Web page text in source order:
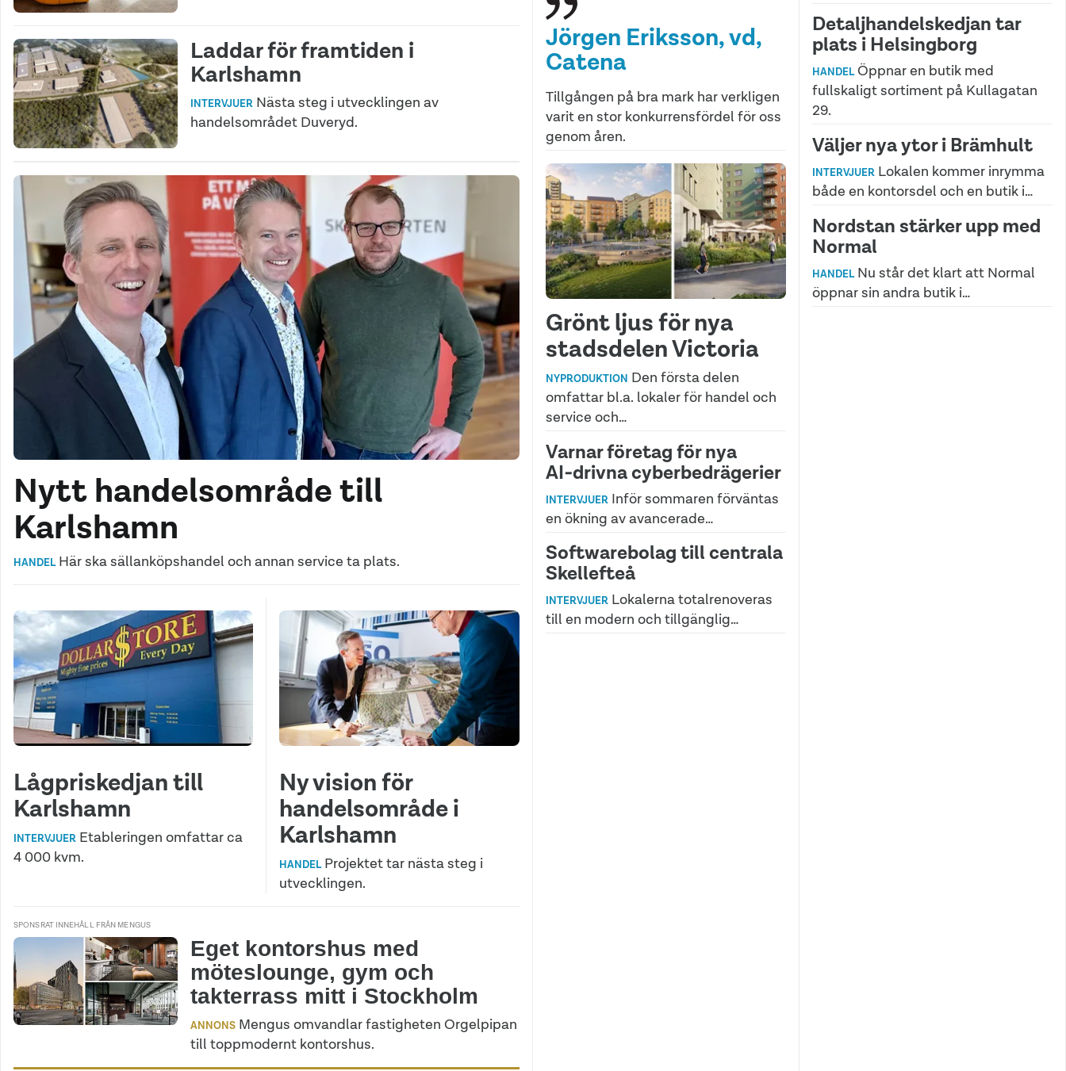
Laddar för framtiden i
Karlshamn
INTERVJUER Nästa steg i utvecklingen av
handelsområdet Duveryd.
Nytt handelsområde till
Karlshamn
HANDELHär ska sällanköpshandel och annan service ta plats.
Lågpriskedjan till
Karlshamn
INTERVJUER Etableringen omfattar ca
4 000 kvm.
Ny vision för
handelsområde i
Karlshamn
HANDELProjektet tar nästa steg i
utvecklingen.
SPONSRAT INNEHÅLL FRÅN MENGUS
Eget kontorshus med
möteslounge, gym och
takterrass mitt i Stockholm
ANNONS Mengus omvandlar fastigheten Orgelpipan
till toppmodernt kontorshus.
Jörgen Eriksson, vd,
Catena
Tillgången på bra mark har verkligen
varit en stor konkurrensfördel för oss
genom åren.
Grönt ljus för nya
stadsdelen Victoria
NYPRODUKTION Den första delen
omfattar bl.a. lokaler för handel och
service och…
Varnar företag för nya
AI‑drivna cyberbedrägerier
INTERVJUER Inför sommaren förväntas
en ökning av avancerade…
Softwarebolag till centrala
Skellefteå
INTERVJUER Lokalerna totalrenoveras
till en modern och tillgänglig…
Detaljhandelskedjan tar
plats i Helsingborg
HANDELÖppnar en butik med
fullskaligt sortiment på Kullagatan
29.
Väljer nya ytor i Brämhult
INTERVJUERLokalen kommer inrymma
både en kontorsdel och en butik i…
Nordstan stärker upp med
Normal
HANDELNu står det klart att Normal
öppnar sin andra butik i…